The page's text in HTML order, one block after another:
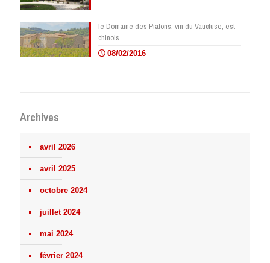
le Domaine des Pialons, vin du Vaucluse, est
chinois
08/02/2016
Archives
avril 2026
avril 2025
octobre 2024
juillet 2024
mai 2024
février 2024